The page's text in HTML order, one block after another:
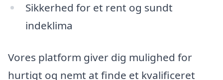
Sikkerhed for et rent og sundt
indeklima
Vores platform giver dig mulighed for
hurtigt og nemt at finde et kvalificeret